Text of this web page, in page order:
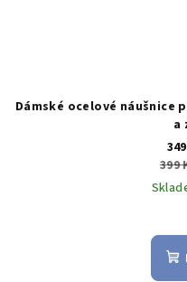
Dámské ocelové náušnice
a
399